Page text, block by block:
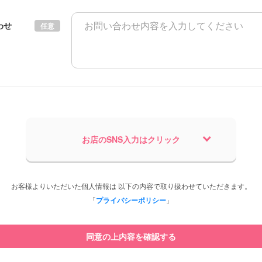
せ 任意
お店のSNS入力はクリック
お客様よりいただいた個人情報は 以下の内容で取り扱わせていただきます。
「プライバシーポリシー 」